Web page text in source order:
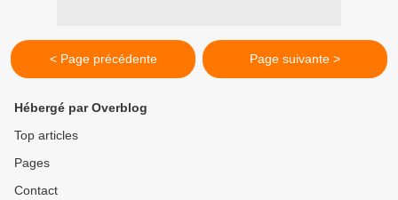
< Page précédente Page suivante >
Hébergé par Overblog
Top articles
Pages
Contact